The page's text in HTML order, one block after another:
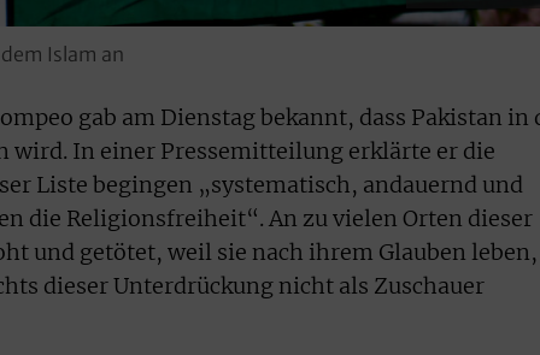
Islam an
gab am Dienstag bekannt, dass Pakistan in
wird. In einer Pressemitteilung erklärte er die
Liste begingen „systematisch, andauernd und
die Religionsfreiheit“. An zu vielen Orten dieser
und getötet, weil sie nach ihrem Glauben leben,
dieser Unterdrückung nicht als Zuschauer